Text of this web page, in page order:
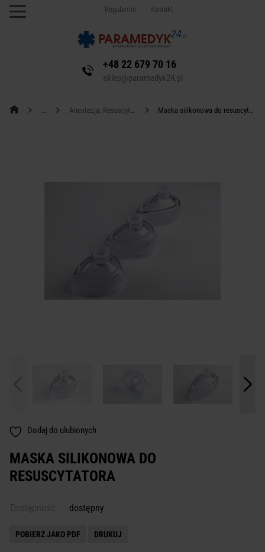
Regulamin Kontakt
+48 22 679 70 16
sklep@paramedyk24.pl
Anestezja, Resuscytacja Maska silikonowa do resuscytatora
Dodaj do ulubionych
MASKA SILIKONOWA DO
RESUSCYTATORA
Dostępność: dostępny
POBIERZ JAKO PDF DRUKUJ